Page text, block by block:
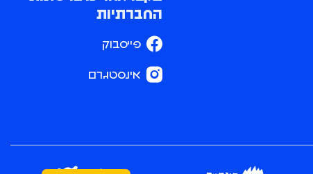
החברתיות
פייסבוק
אינסטגרם